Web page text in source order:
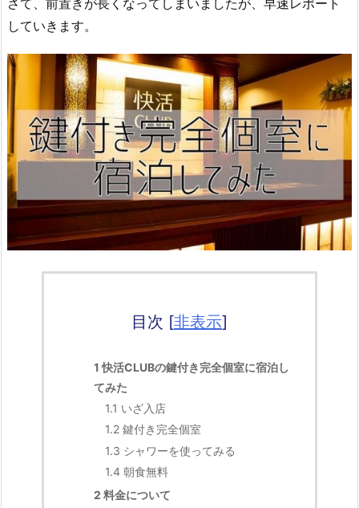
さて、前置きが長くなってしまいましたが、早速レポート
していきます。
目次 [非表示]
1快活CLUBの鍵付き完全個室に宿泊し
てみた
1.1 いざ入店
1.2 鍵付き完全個室
1.3 シャワーを使ってみる
1.4 朝食無料
2 料金について